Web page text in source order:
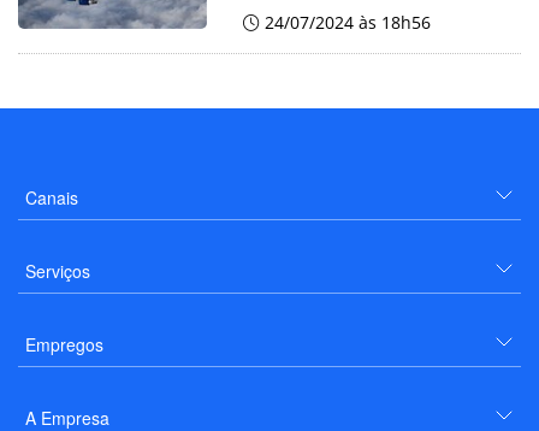
24/07/2024 às 18h56
Canais
Serviços
Empregos
A Empresa